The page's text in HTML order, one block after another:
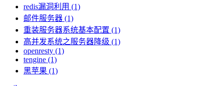
redis漏洞利用 (1)
邮件服务器 (1)
重装服务器系统基本配置 (1)
高并发系统之服务器降级 (1)
openresty (1)
tengine (1)
黑苹果 (1)